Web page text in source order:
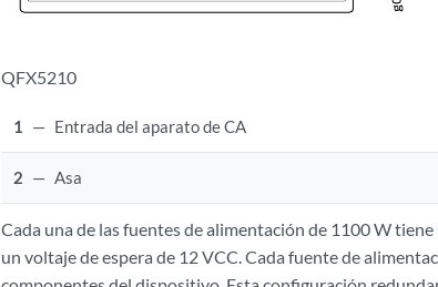
QFX5210
1 — Entrada del aparato de CA
2 — Asa
Cada una de las fuentes de alimentación de 1100 W
un voltaje de espera de 12 VCC. Cada fuente de